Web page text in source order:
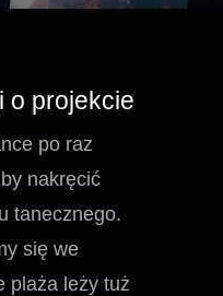
o projekcie
po raz
nakręcić
tanecznego.
się we
plaża leży tuż